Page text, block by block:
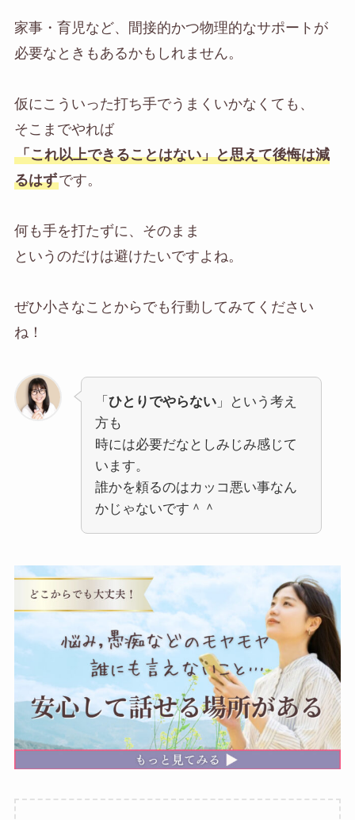
家事・育児など、間接的かつ物理的なサポートが
必要なときもあるかもしれません。
仮にこういった打ち手でうまくいかなくても、
そこまでやれば
「これ以上できることはない」と思えて後悔は減
るはずです。
何も手を打たずに、そのまま
というのだけは避けたいですよね。
ぜひ小さなことからでも行動してみてください
ね！
「 ひとりでやらない」という考え
方も
時には必要だなとしみじみ感じて
います。
誰かを頼るのはカッコ悪い事なん
かじゃないです＾＾